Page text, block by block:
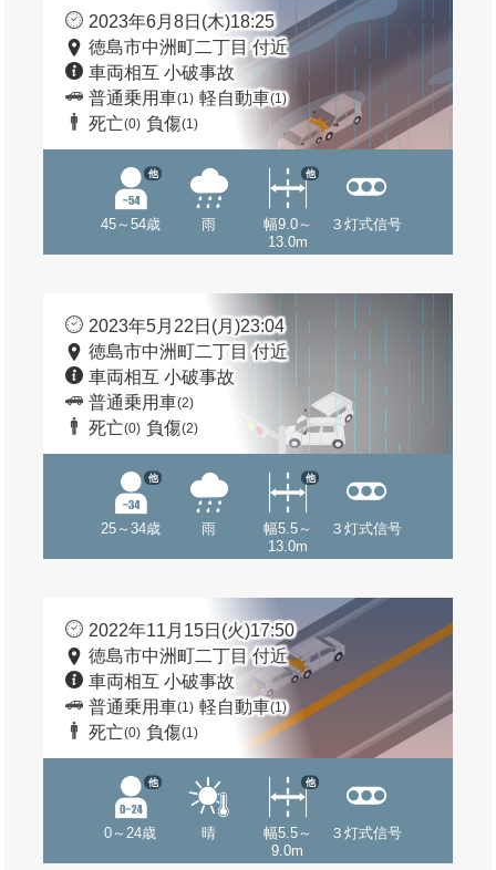
2023年6月8日(木)18:25
徳島市中洲町二丁目 付近
車両相互 小破事故
普通乗用車(1) 軽自動車(1)
死亡(0) 負傷(1)
45～54歳
他
雨
幅9.0～
13.0m
他
３灯式信号
2023年5月22日(月)23:04
徳島市中洲町二丁目 付近
車両相互 小破事故
普通乗用車(2)
死亡(0) 負傷(2)
25～34歳
他
雨
幅5.5～
13.0m
他
３灯式信号
2022年11月15日(火)17:50
徳島市中洲町二丁目 付近
車両相互 小破事故
普通乗用車(1) 軽自動車(1)
死亡(0) 負傷(1)
0～24歳
他
晴
幅5.5～
9.0m
他
３灯式信号